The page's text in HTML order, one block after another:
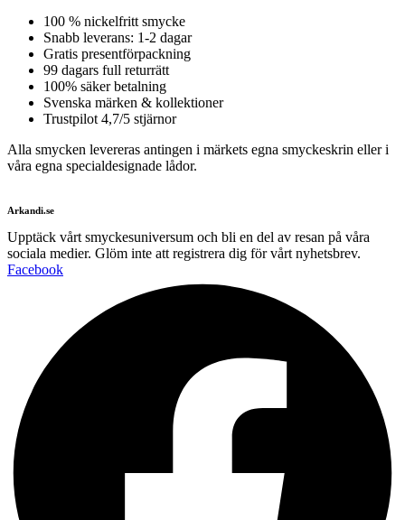
100 % nickelfritt smycke
Snabb leverans: 1-2 dagar
Gratis presentförpackning
99 dagars full returrätt
100% säker betalning
Svenska märken & kollektioner
Trustpilot 4,7/5 stjärnor
Alla smycken levereras antingen i märkets egna smyckeskrin eller i
våra egna specialdesignade lådor.
Arkandi.se
Upptäck vårt smyckesuniversum och bli en del av resan på våra
sociala medier. Glöm inte att registrera dig för vårt nyhetsbrev.
Facebook